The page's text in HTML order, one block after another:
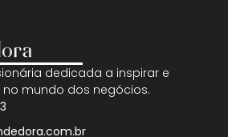
dedicada a inspirar e
mundo dos negócios.